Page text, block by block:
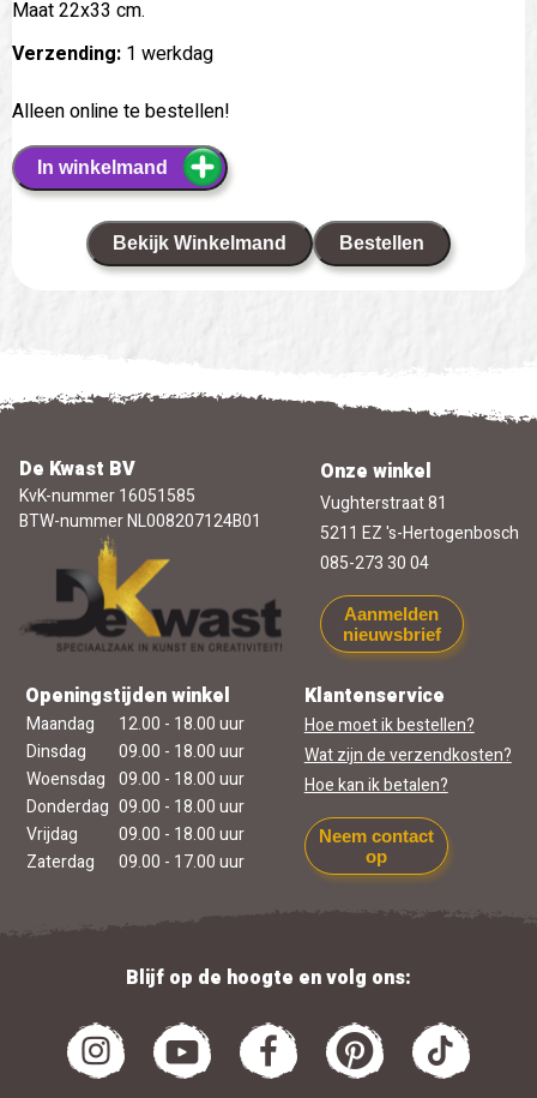
Maat 22x33 cm.
Verzending: 1 werkdag
Alleen online te bestellen!
In winkelmand
Bekijk Winkelmand Bestellen
De Kwast BV
KvK-nummer 16051585
BTW-nummer NL008207124B01
Onze winkel
Vughterstraat 81
5211 EZ 's-Hertogenbosch
085-273 30 04
Aanmelden
nieuwsbrief
Openingstijden winkel
Maandag
12.00 - 18.00 uur
Dinsdag
09.00 - 18.00 uur
Woensdag 09.00 - 18.00 uur
Donderdag 09.00 - 18.00 uur
Vrijdag
09.00 - 18.00 uur
Zaterdag
09.00 - 17.00 uur
Klantenservice
Hoe moet ik bestellen?
Wat zijn de verzendkosten?
Hoe kan ik betalen?
Neem contact
op
Blijf op de hoogte en volg ons: